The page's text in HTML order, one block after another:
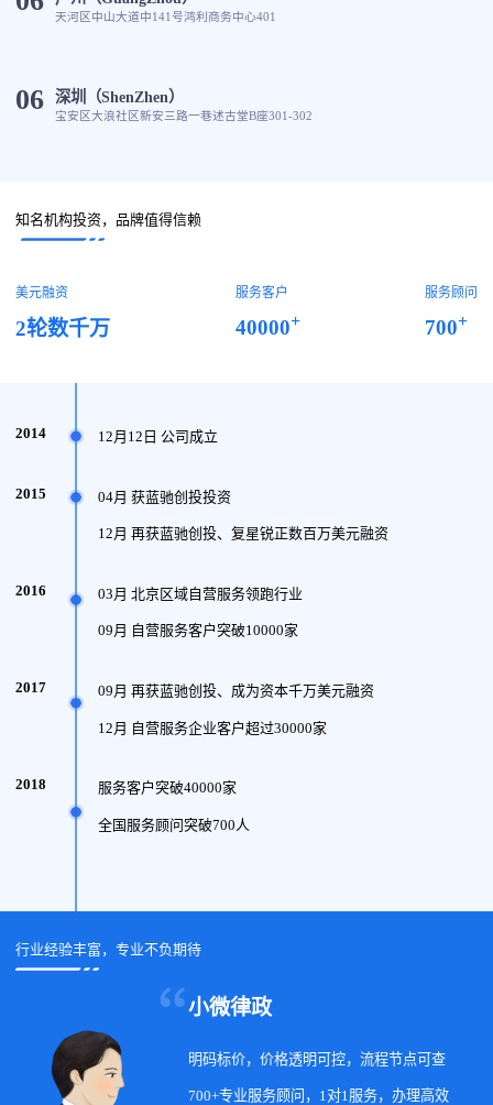
天河区中山大道中141号鸿利商务中心401
06 深圳（ShenZhen）
宝安区大浪社区新安三路一巷述古堂B座301-302
知名机构投资，品牌值得信赖
美元融资
2轮数千万
服务客户
40000+
服务顾问
700+
2014 12月12日 公司成立
2015 04月 获蓝驰创投投资
12月 再获蓝驰创投、复星锐正数百万美元融资
2016 03月 北京区域自营服务领跑行业
09月 自营服务客户突破10000家
2017 09月 再获蓝驰创投、成为资本千万美元融资
12月 自营服务企业客户超过30000家
2018 服务客户突破40000家
全国服务顾问突破700人
行业经验丰富，专业不负期待
小微律政
明码标价，价格透明可控，流程节点可查
700+专业服务顾问，1对1服务，办理高效